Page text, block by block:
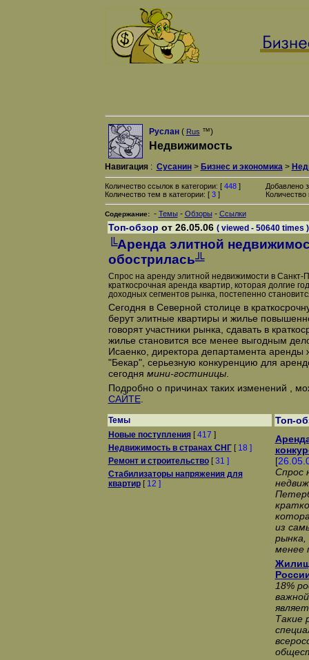
Руслан ( Rus ™)
Недвижимость
Навигация: Сусанин> Бизнес и экономика>
Количество ссылок в категории: [ 448]
Количество тем в категории: [ 3]
Добавлено
Содержание: - Темы - Обзоры - Ссылки
Топ-обзор от 26.05.06 ( viewed - 50640 times )
╚Аренда элитной
обострилась╩
Спрос на аренду элитной недвижимости в Санкт-
краткосрочная аренда квартир, которая долгие
доходных сегментов рынка, постепенно
Сегодня в Северной столице в
берут элитные квартиры и жилье
говорят участники рынка, сдавать в
жилье становится все менее выгодным
Исаенко, директора департамента
"Бекар", серьезную конкуренцию для
сегодня мини-гостиницы.
Подробно о причинах таких изменений ,
САЙТЕ.
Темы Топ-
Новые поступления[417 ]
Недвижимость в странах СНГ[ 18 ]
Ремонт и строительство[31 ]
Стабилизаторы напряжения для
квартир[ 12 ]
[
Спрос
из
рынка,
менее
18%
Такие